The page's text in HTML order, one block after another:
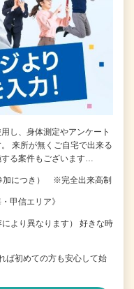
し、身体測定やアンケート
来所が無くご自宅で出来る
る案件もございます…
加につき） ※完全出来高制
甲信エリア》
より異なります） 好きな時
初めての方も安心して始